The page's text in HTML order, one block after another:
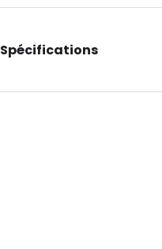
Spécifications
Longueur intérieure: 420